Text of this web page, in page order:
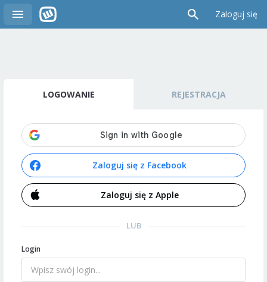
Zaloguj się
LOGOWANIE REJESTRACJA
Zaloguj się z Facebook
Zaloguj się z Apple
LUB
Login